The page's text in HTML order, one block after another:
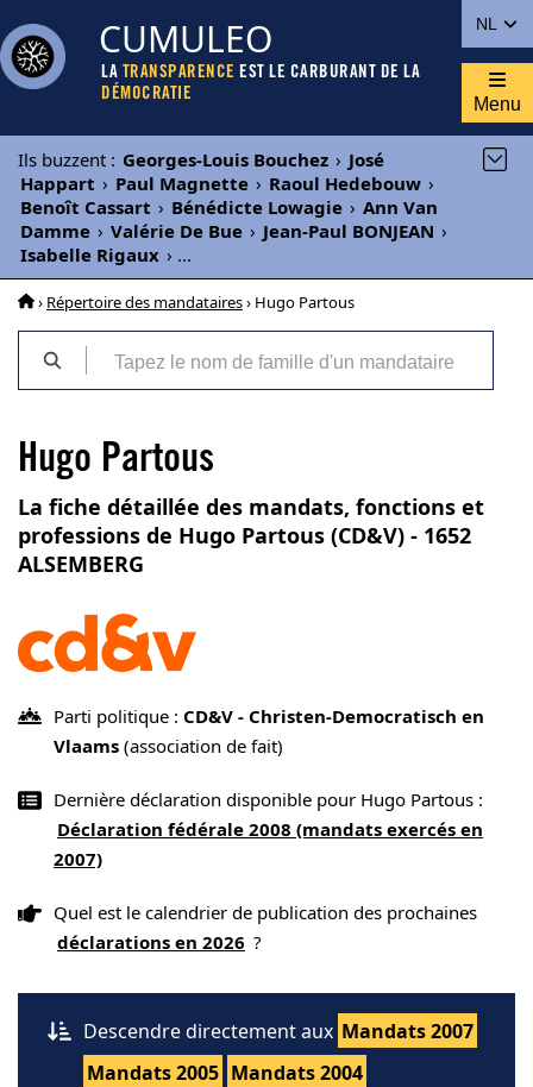
NL
CUMULEO
LA TRANSPARENCE EST LE CARBURANT DE LA
DÉMOCRATIE
Menu
Ils buzzent : Georges-Louis Bouchez › José
Happart › Paul Magnette › Raoul Hedebouw ›
Benoît Cassart › Bénédicte Lowagie › Ann Van
Damme › Valérie De Bue › Jean-Paul BONJEAN ›
Isabelle Rigaux › ...
› Répertoire des mandataires› Hugo Partous
Hugo Partous
La fiche détaillée des mandats, fonctions et
professions de Hugo Partous (CD&V) - 1652
ALSEMBERG
Parti politique : CD&V - Christen-Democratisch en
Vlaams (association de fait)
Dernière déclaration disponible pour Hugo Partous :
Déclaration fédérale 2008 (mandats exercés en
2007)
Quel est le calendrier de publication des prochaines
déclarations en 2026 ?
Descendre directement aux Mandats 2007
Mandats 2005 Mandats 2004